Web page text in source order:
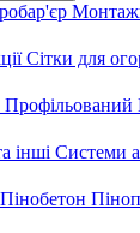
Сітки для
Профільований
інші Системи
Пінобетон